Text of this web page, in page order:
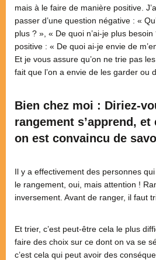
mais à le faire de manière positive.
passer d’une question négative : «
plus ? », « De quoi n’ai-je plus
positive : « De quoi ai-je envie de
Et je vous assure qu’on ne trie pas
fait que l’on a envie de les garder ou
Bien chez moi : Diriez-
rangement s’apprend, et
on est convaincu de
Il y a effectivement des personnes
le rangement, oui, mais attention !
inversement. Avant de ranger, il faut
Et trier, c’est peut-être cela le plus
faire des choix sur ce dont on va se
c’est cela qui peut avoir des